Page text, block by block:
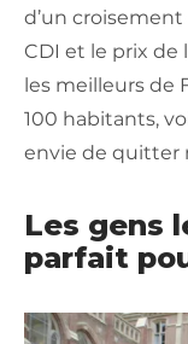
d’un
CDI et le prix de
les meilleurs de
100 habitants,
envie de quitter
Les gens
parfait